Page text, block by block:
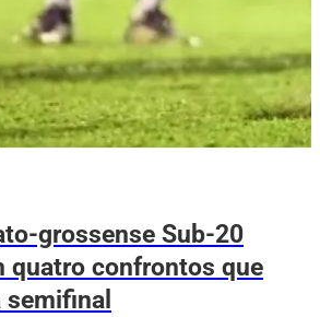
grossense Sub-20
quatro confrontos que